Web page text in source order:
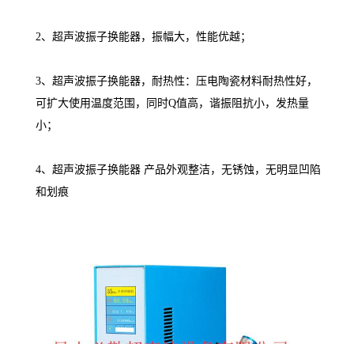
2、超声波振子换能器，振幅大，性能优越；
3、超声波振子换能器，耐热性：压电陶瓷材料耐热性好，
可扩大使用温度范围，同时Q值高，谐振阻抗小，发热量
小；
4、超声波振子换能器 产品外观整洁，无锈蚀，无明显凹陷
和划痕